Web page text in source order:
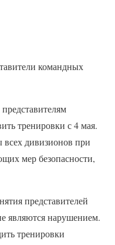
командных
тренировки с 4 мая.
всех дивизионов при
мер безопасности,
представителей
являются нарушением.
тренировки